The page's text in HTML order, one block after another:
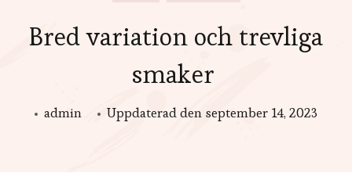
Bred variation och trevliga
smaker
admin Uppdaterad den september 14, 2023